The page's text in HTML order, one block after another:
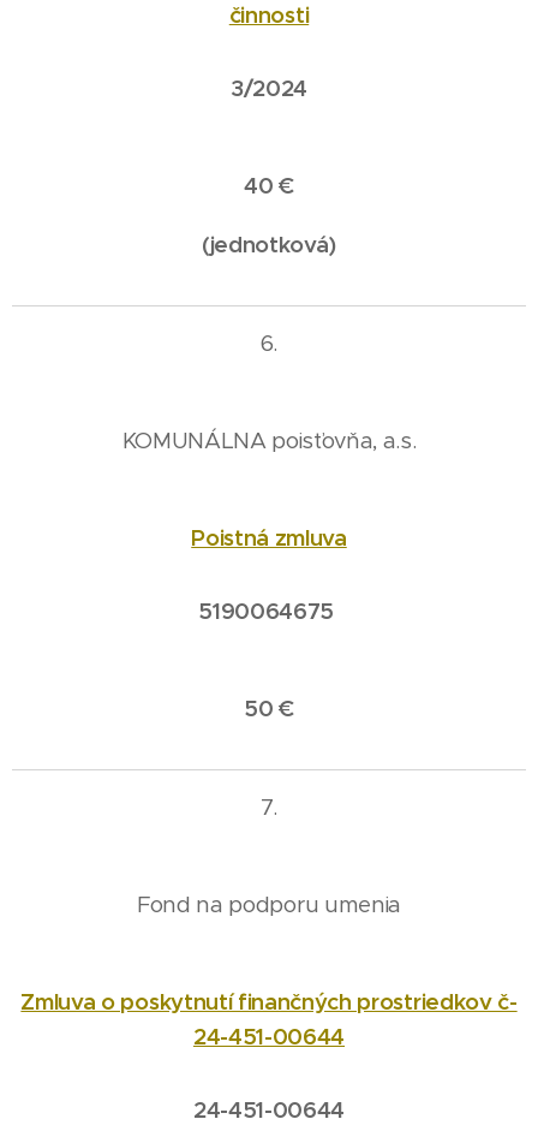
činnosti
3/2024
40 €
(jednotková)
6.
KOMUNÁLNA poisťovňa, a.s.
Poistná zmluva
5190064675
50 €
7.
Fond na podporu umenia
Zmluva o poskytnutí finančných prostriedkov č-
24-451-00644
24-451-00644